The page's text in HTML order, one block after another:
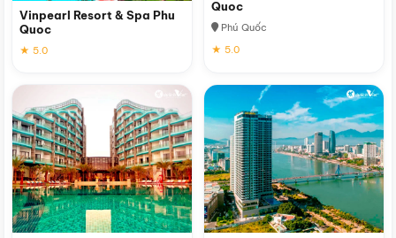
Vinpearl Resort & Spa Phu
Quoc
★ 5.0
Quoc
Phú Quốc
★ 5.0